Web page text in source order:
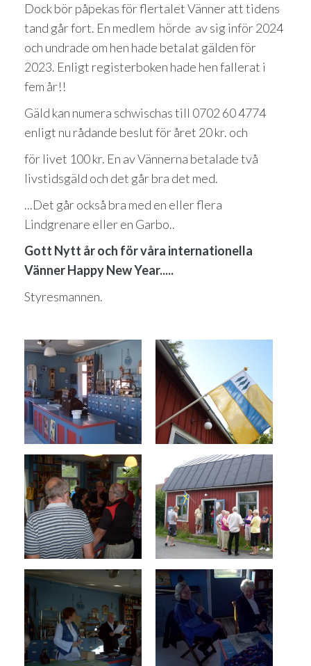
Dock bör påpekas för flertalet Vänner att tidens
tand går fort. En medlem hörde av sig inför 2024
och undrade om hen hade betalat gälden för
2023. Enligt registerboken hade hen fallerat i
fem år!!
Gäld kan numera schwischas till 0702 60 4774
enligt nu rådande beslut för året 20 kr. och
för livet 100 kr. En av Vännerna betalade två
livstidsgäld och det går bra det med.
...Det går också bra med en eller flera
Lindgrenare eller en Garbo..
Gott Nytt år och för våra internationella
Vänner Happy New Year.....
Styresmannen.